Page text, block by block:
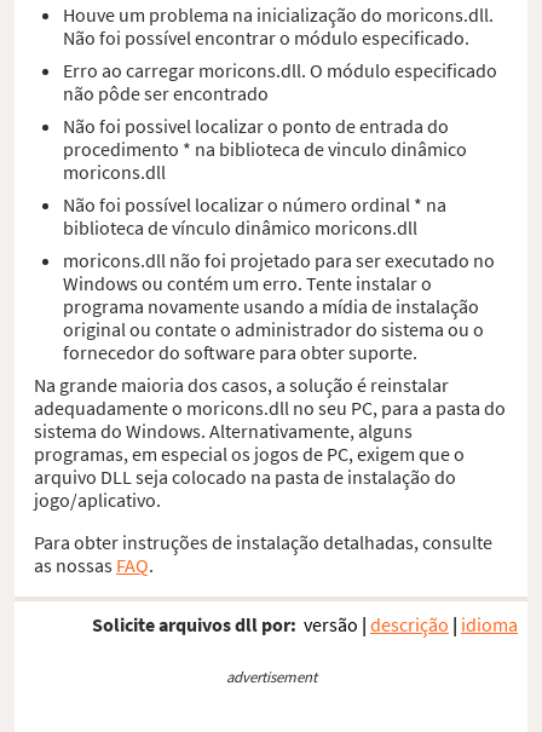
Houve um problema na inicialização do moricons.dll.
Não foi possível encontrar o módulo especificado.
Erro ao carregar moricons.dll. O módulo especificado
não pôde ser encontrado
Não foi possivel localizar o ponto de entrada do
procedimento * na biblioteca de vinculo dinâmico
moricons.dll
Não foi possível localizar o número ordinal * na
biblioteca de vínculo dinâmico moricons.dll
moricons.dll não foi projetado para ser executado no
Windows ou contém um erro. Tente instalar o
programa novamente usando a mídia de instalação
original ou contate o administrador do sistema ou o
fornecedor do software para obter suporte.
Na grande maioria dos casos, a solução é reinstalar
adequadamente o moricons.dll no seu PC, para a pasta do
sistema do Windows. Alternativamente, alguns
programas, em especial os jogos de PC, exigem que o
arquivo DLL seja colocado na pasta de instalação do
jogo/aplicativo.
Para obter instruções de instalação detalhadas, consulte
as nossas FAQ.
Solicite arquivos dll por: versão | descrição | idioma
advertisement